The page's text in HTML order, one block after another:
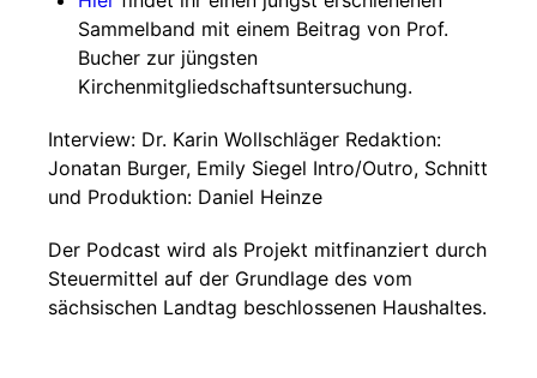
Sammelband mit einem Beitrag von Prof.
Bucher zur jüngsten
Kirchenmitgliedschaftsuntersuchung.
Interview: Dr. Karin Wollschläger Redaktion:
Jonatan Burger, Emily Siegel Intro/Outro, Schnitt
und Produktion: Daniel Heinze
Der Podcast wird als Projekt mitfinanziert durch
Steuermittel auf der Grundlage des vom
sächsischen Landtag beschlossenen Haushaltes.